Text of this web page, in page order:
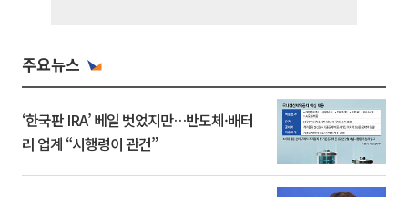
주요뉴스
‘한국판 IRA’ 베일 벗었지만…반도체·배터
리 업계 “시행령이 관건”